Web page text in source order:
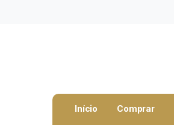
Início Comprar